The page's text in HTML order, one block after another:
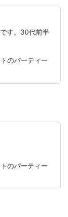
す。30代前半
のパーティー
のパーティー